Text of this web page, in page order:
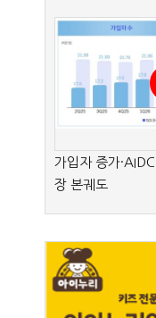
가입자 증가
장 본궤도